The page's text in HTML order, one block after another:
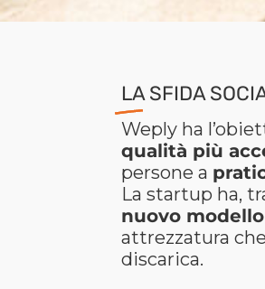
LA SFIDA
Weply ha
qualità più
persone a
La startup ha,
nuovo
attrezzatura
discarica.